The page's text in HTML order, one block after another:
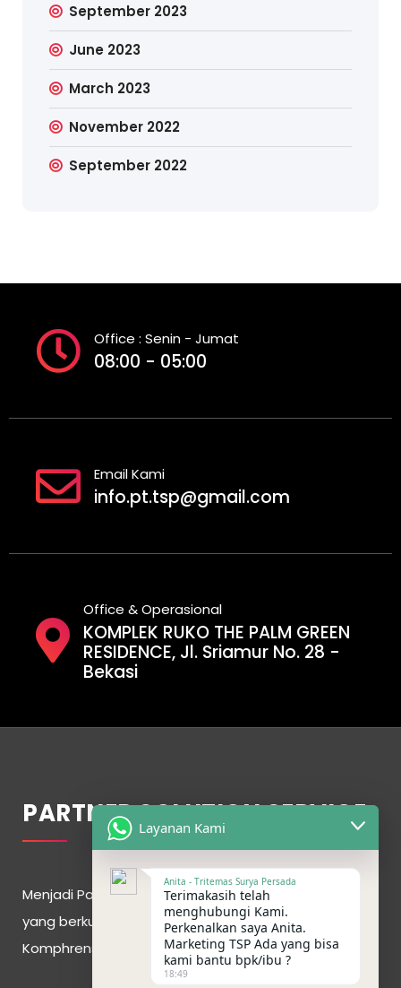
September 2023
June 2023
March 2023
November 2022
September 2022
Office : Senin - Jumat
08:00 - 05:00
Email Kami
info.pt.tsp@gmail.com
Office & Operasional
KOMPLEK RUKO THE PALM GREEN
RESIDENCE, Jl. Sriamur No. 28 -
Bekasi
PARTNER SOLUTION SERVICE
Menjadi Partner Solusi terdepan dengan pelayanan
yang berkualitas. Memberikan Jasa Secara
Komphrensif demi kepuasan pelanggan
Layanan Kami
Anita - Tritemas Surya Persada
Terimakasih telah
menghubungi Kami.
Perkenalkan saya Anita.
Marketing TSP Ada yang bisa
kami bantu bpk/ibu ?
18:49